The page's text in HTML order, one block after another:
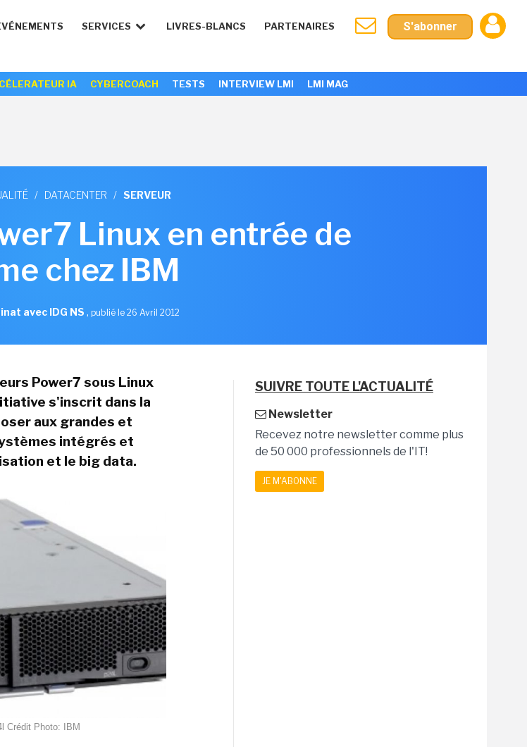
SERVICES LIVRES-BLANCS PARTENAIRES S'abonner
IA CYBERCOACH TESTS INTERVIEW LMI LMI MAG
/ DATACENTER / SERVEUR
Linux en entrée de
chez IBM
avec IDG NS , publié le 26 Avril 2012
Power7 sous Linux
s'inscrit dans la
aux grandes et
intégrés et
et le big data.
Crédit Photo: IBM
SUIVRE TOUTE L'ACTUALITÉ
Newsletter
Recevez notre newsletter comme plus
de 50 000 professionnels de l'IT!
JE M'ABONNE